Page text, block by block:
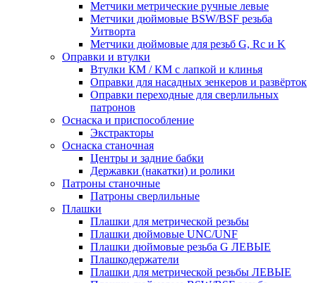
Метчики метрические ручные левые
Метчики дюймовые BSW/BSF резьба
Уитворта
Метчики дюймовые для резьб G, Rc и K
Оправки и втулки
Втулки КМ / КМ с лапкой и клинья
Оправки для насадных зенкеров и развёрток
Оправки переходные для сверлильных
патронов
Оснаска и приспособление
Экстракторы
Оснаска станочная
Центры и задние бабки
Державки (накатки) и ролики
Патроны станочные
Патроны сверлильные
Плашки
Плашки для метрической резьбы
Плашки дюймовые UNC/UNF
Плашки дюймовые резьба G ЛЕВЫЕ
Плашкодержатели
Плашки для метрической резьбы ЛЕВЫЕ